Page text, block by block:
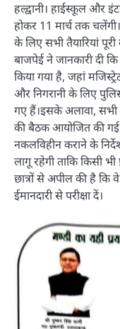
हल्द्वानी। हाईस्कूल और
होकर 11 मार्च तक
के लिए सभी तैयारियां पूरी
बाजपेई ने जानकारी दी
किया गया है, जहां
और निगरानी के लिए
गए हैं।इसके अलावा, सभी
की बैठक आयोजित की गई,
नकलविहीन कराने के
लागू रहेगी ताकि किसी
छात्रों से अपील की है कि
ईमानदारी से परीक्षा दें।